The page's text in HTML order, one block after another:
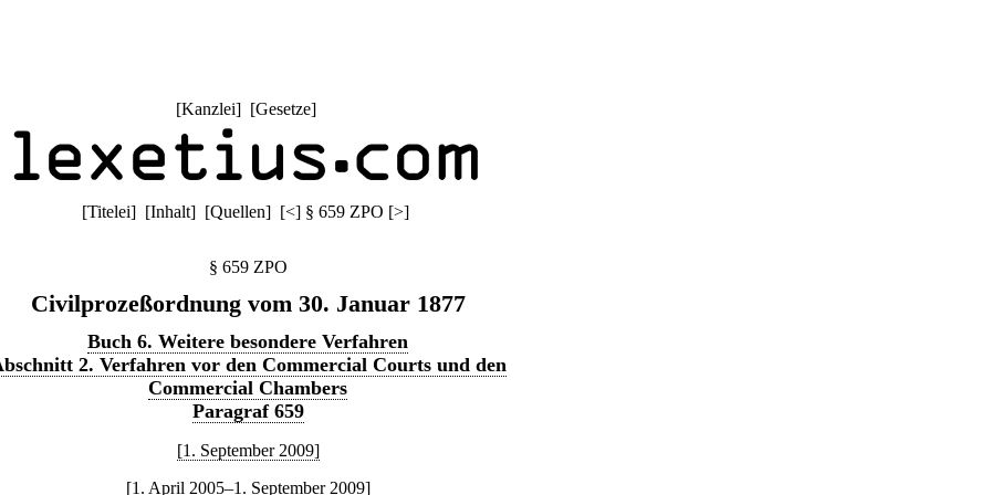
[Kanzlei] [Gesetze]
[Titelei] [Inhalt] [Quellen] [<] § 659 ZPO [>]
§ 659 ZPO
Civilprozeßordnung vom 30. Januar 1877
Buch 6. Weitere besondere Verfahren
2. Verfahren vor den Commercial Courts und den
Commercial Chambers
Paragraf 659
[1. September 2009]
[1. April 2005–1. September 2009]